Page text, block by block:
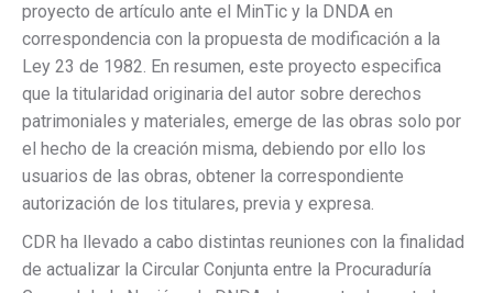
proyecto de artículo ante el MinTic y la DNDA en
correspondencia con la propuesta de modificación a la
Ley 23 de 1982. En resumen, este proyecto especifica
que la titularidad originaria del autor sobre derechos
patrimoniales y materiales, emerge de las obras solo por
el hecho de la creación misma, debiendo por ello los
usuarios de las obras, obtener la correspondiente
autorización de los titulares, previa y expresa.
CDR ha llevado a cabo distintas reuniones con la finalidad
de actualizar la Circular Conjunta entre la Procuraduría